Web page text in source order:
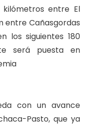
entre El
entre Cañasgordas
los siguientes 180
será puesta en
con un avance
Pasto, que ya